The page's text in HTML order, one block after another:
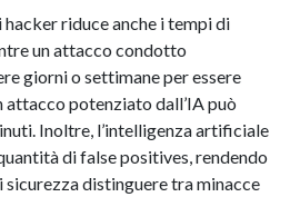
hacker riduce anche i tempi di
un attacco condotto
giorni o settimane per essere
potenziato dall’IA può
Inoltre, l’intelligenza artificiale
di false positives, rendendo
distinguere tra minacce